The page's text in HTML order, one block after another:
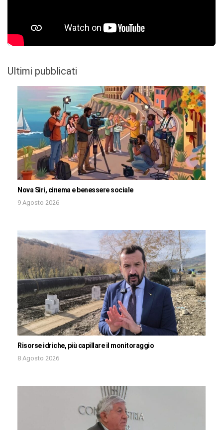
Ultimi pubblicati
Nova Siri, cinema e benessere sociale
9 Agosto 2026
Risorse idriche, più capillare il monitoraggio
8 Agosto 2026